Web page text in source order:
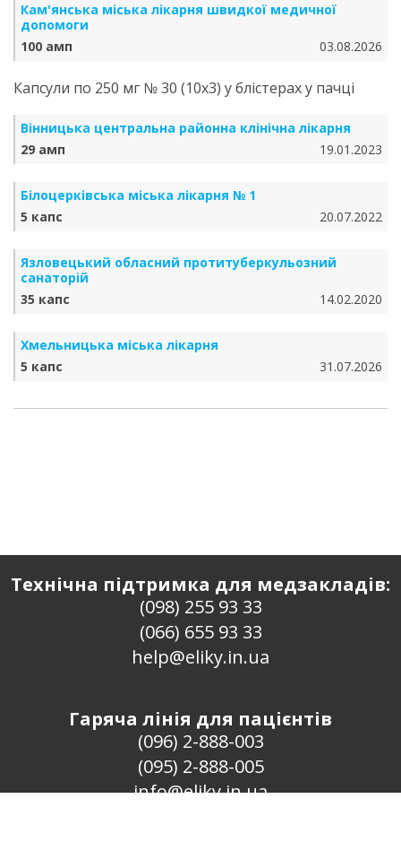
Кам'янська міська лікарня швидкої медичної
допомоги
100 амп
03.08.2026
Капсули по 250 мг № 30 (10х3) у блістерах у пачці
Вінницька центральна районна клінічна лікарня
29 амп
19.01.2023
Білоцерківська міська лікарня № 1
5 капс
20.07.2022
Язловецький обласний протитуберкульозний
санаторій
35 капс
14.02.2020
Хмельницька міська лікарня
5 капс
31.07.2026
Технічна підтримка для медзакладів:
(098) 255 93 33
(066) 655 93 33
help@eliky.in.ua
Гаряча лінія для пацієнтів
(096) 2-888-003
(095) 2-888-005
info@eliky.in.ua